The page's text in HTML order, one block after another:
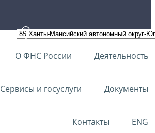
О ФНС России Деятельность
Сервисы и госуслуги Документы
Контакты ENG